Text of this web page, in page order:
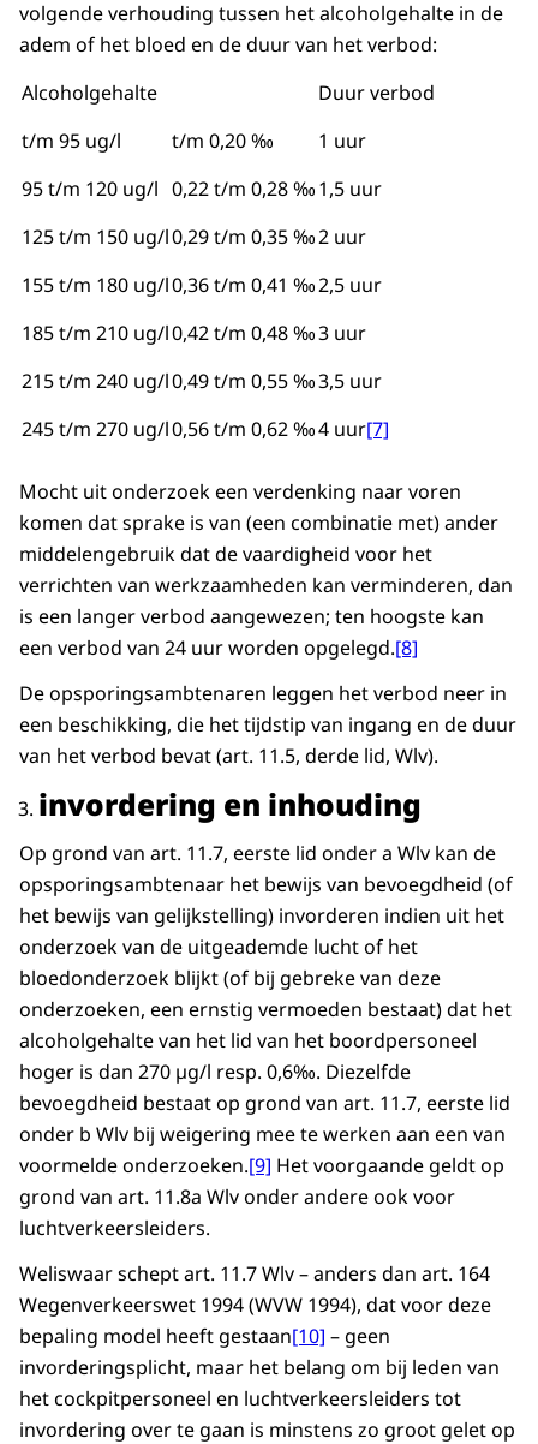
volgende verhouding tussen het alcoholgehalte in de
adem of het bloed en de duur van het verbod:
Alcoholgehalte
Duur verbod
t/m 95 ug/l
t/m 0,20 ‰
1 uur
95 t/m 120 ug/l 0,22 t/m 0,28 ‰1,5 uur
125 t/m 150 ug/l0,29 t/m 0,35 ‰2 uur
155 t/m 180 ug/l0,36 t/m 0,41 ‰2,5 uur
185 t/m 210 ug/l0,42 t/m 0,48 ‰3 uur
215 t/m 240 ug/l0,49 t/m 0,55 ‰3,5 uur
245 t/m 270 ug/l0,56 t/m 0,62 ‰4 uur[7]
Mocht uit onderzoek een verdenking naar voren
komen dat sprake is van (een combinatie met) ander
middelengebruik dat de vaardigheid voor het
verrichten van werkzaamheden kan verminderen, dan
is een langer verbod aangewezen; ten hoogste kan
een verbod van 24 uur worden opgelegd.[8]
De opsporingsambtenaren leggen het verbod neer in
een beschikking, die het tijdstip van ingang en de duur
van het verbod bevat (art. 11.5, derde lid, Wlv).
invordering en inhouding
Op grond van art. 11.7, eerste lid onder a Wlv kan de
opsporingsambtenaar het bewijs van bevoegdheid (of
het bewijs van gelijkstelling) invorderen indien uit het
onderzoek van de uitgeademde lucht of het
bloedonderzoek blijkt (of bij gebreke van deze
onderzoeken, een ernstig vermoeden bestaat) dat het
alcoholgehalte van het lid van het boordpersoneel
hoger is dan 270 µg/l resp. 0,6‰. Diezelfde
bevoegdheid bestaat op grond van art. 11.7, eerste lid
onder b Wlv bij weigering mee te werken aan een van
voormelde onderzoeken.[9] Het voorgaande geldt op
grond van art. 11.8a Wlv onder andere ook voor
luchtverkeersleiders.
Weliswaar schept art. 11.7 Wlv – anders dan art. 164
Wegenverkeerswet 1994 (WVW 1994), dat voor deze
bepaling model heeft gestaan[10] – geen
invorderingsplicht, maar het belang om bij leden van
het cockpitpersoneel en luchtverkeersleiders tot
invordering over te gaan is minstens zo groot gelet op